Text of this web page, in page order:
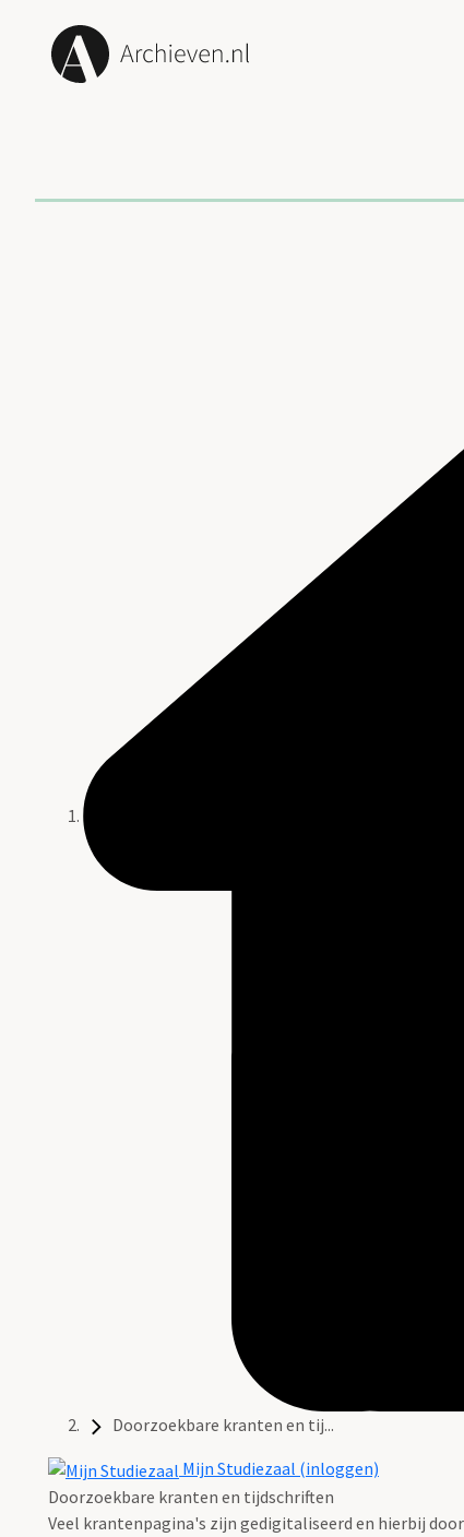
Doorzoekbare kranten en tij...
Mijn Studiezaal (inloggen)
Doorzoekbare kranten en tijdschriften
Veel krantenpagina's zijn gedigitaliseerd en hierbij